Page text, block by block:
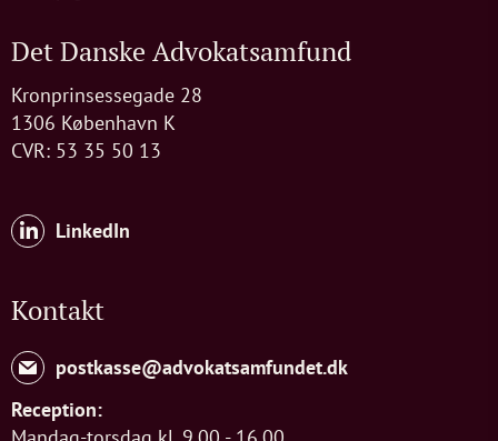
Det Danske Advokatsamfund
Kronprinsessegade 28
1306 København K
CVR: 53 35 50 13
LinkedIn
Kontakt
postkasse@advokatsamfundet.dk
Reception: